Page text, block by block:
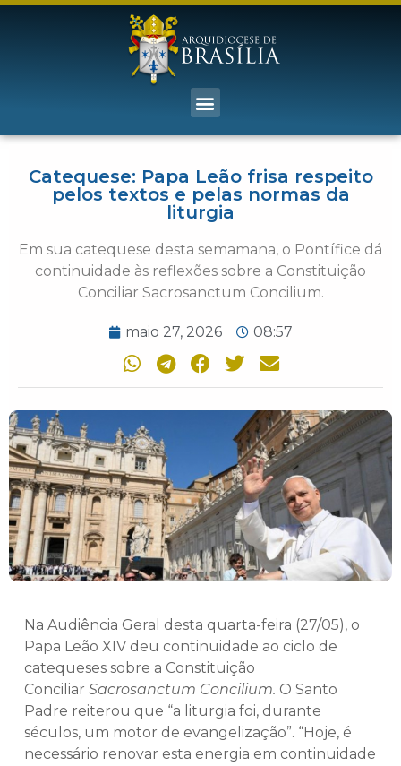
Catequese: Papa Leão frisa respeito
pelos textos e pelas normas da
liturgia
Em sua catequese desta semamana, o Pontífice dá
continuidade às reflexões sobre a Constituição
Conciliar Sacrosanctum Concilium.
maio 27, 2026 08:57
Na Audiência Geral desta quarta-feira (27/05), o
Papa Leão XIV deu continuidade ao ciclo de
catequeses sobre a Constituição
Conciliar Sacrosanctum Concilium. O Santo
Padre reiterou que “a liturgia foi, durante
séculos, um motor de evangelização”. “Hoje, é
necessário renovar esta energia em continuidade